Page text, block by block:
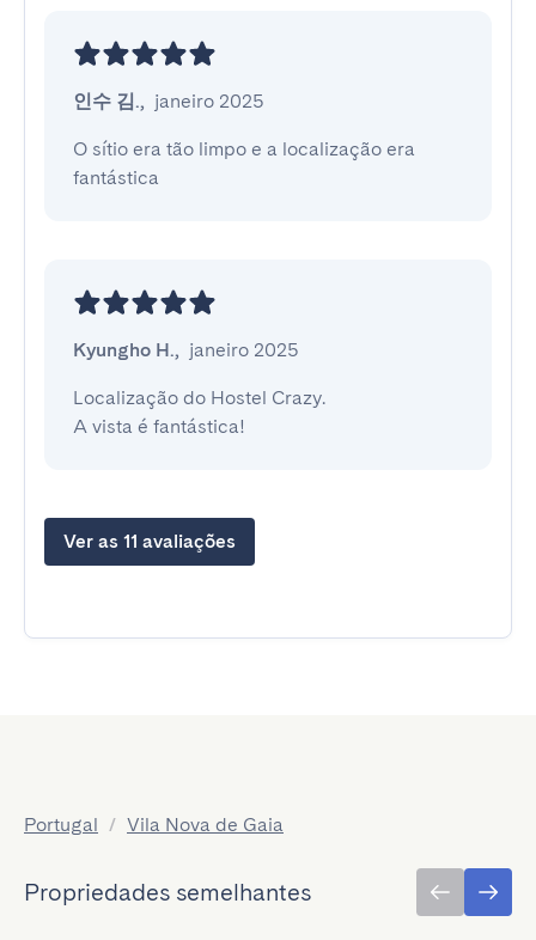
인수 김., janeiro 2025
O sítio era tão limpo e a localização era
fantástica
Kyungho H., janeiro 2025
Localização do Hostel Crazy.
A vista é fantástica!
Ver as 11 avaliações
Portugal / Vila Nova de Gaia
Propriedades semelhantes